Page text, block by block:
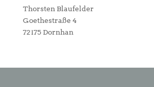
Thorsten Blaufelder
Goethestraße 4
72175 Dornhan